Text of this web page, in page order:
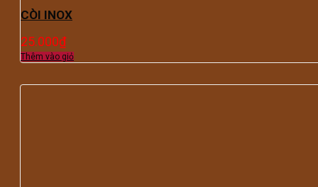
CÒI INOX
25.000₫
Thêm vào giỏ